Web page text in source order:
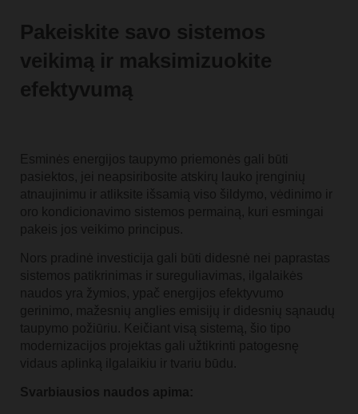
Pakeiskite savo sistemos
veikimą ir maksimizuokite
efektyvumą
Esminės energijos taupymo priemonės gali būti
pasiektos, jei neapsiribosite atskirų lauko įrenginių
atnaujinimu ir atliksite išsamią viso šildymo, vėdinimo ir
oro kondicionavimo sistemos permainą, kuri esmingai
pakeis jos veikimo principus.
Nors pradinė investicija gali būti didesnė nei paprastas
sistemos patikrinimas ir sureguliavimas, ilgalaikės
naudos yra žymios, ypač energijos efektyvumo
gerinimo, mažesnių anglies emisijų ir didesnių sąnaudų
taupymo požiūriu. Keičiant visą sistemą, šio tipo
modernizacijos projektas gali užtikrinti patogesnę
vidaus aplinką ilgalaikiu ir tvariu būdu.
Svarbiausios naudos apima: